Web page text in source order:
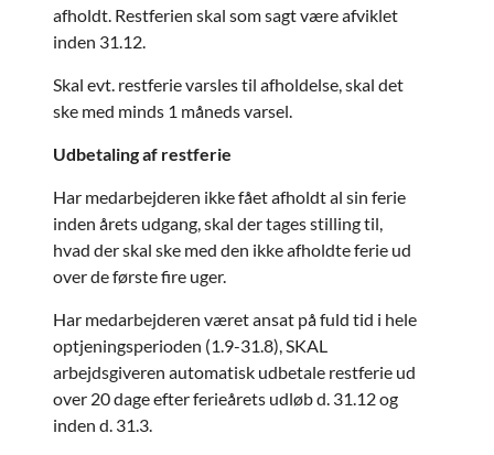
afholdt. Restferien skal som sagt være afviklet
inden 31.12.
Skal evt. restferie varsles til afholdelse, skal det
ske med minds 1 måneds varsel.
Udbetaling af restferie
Har medarbejderen ikke fået afholdt al sin ferie
inden årets udgang, skal der tages stilling til,
hvad der skal ske med den ikke afholdte ferie ud
over de første fire uger.
Har medarbejderen været ansat på fuld tid i hele
optjeningsperioden (1.9-31.8), SKAL
arbejdsgiveren automatisk udbetale restferie ud
over 20 dage efter ferieårets udløb d. 31.12 og
inden d. 31.3.